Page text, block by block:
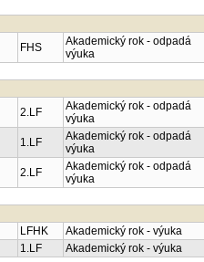
FHS
Akademický rok - odpadá
výuka
2.LF
Akademický rok - odpadá
výuka
1.LF
Akademický rok - odpadá
výuka
2.LF
Akademický rok - odpadá
výuka
LFHK
Akademický rok - výuka
1.LF Akademický rok - výuka